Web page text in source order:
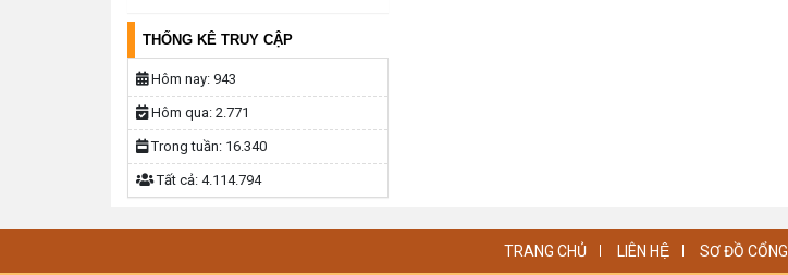
THỐNG KÊ TRUY CẬP
Hôm nay: 943
Hôm qua: 2.771
Trong tuần: 16.340
Tất cả: 4.114.794
TRANG CHỦ LIÊN HỆ SƠ ĐỒ CỔNG